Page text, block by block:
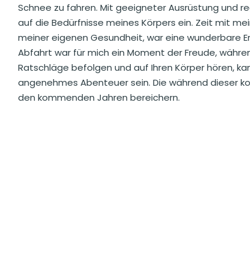
Schnee zu fahren. Mit geeigneter Ausrüstung und
auf die Bedürfnisse meines Körpers ein. Zeit mit
meiner eigenen Gesundheit, war eine wunderbare
Abfahrt war für mich ein Moment der Freude,
Ratschläge befolgen und auf Ihren Körper hören,
angenehmes Abenteuer sein. Die während dieser
den kommenden Jahren bereichern.